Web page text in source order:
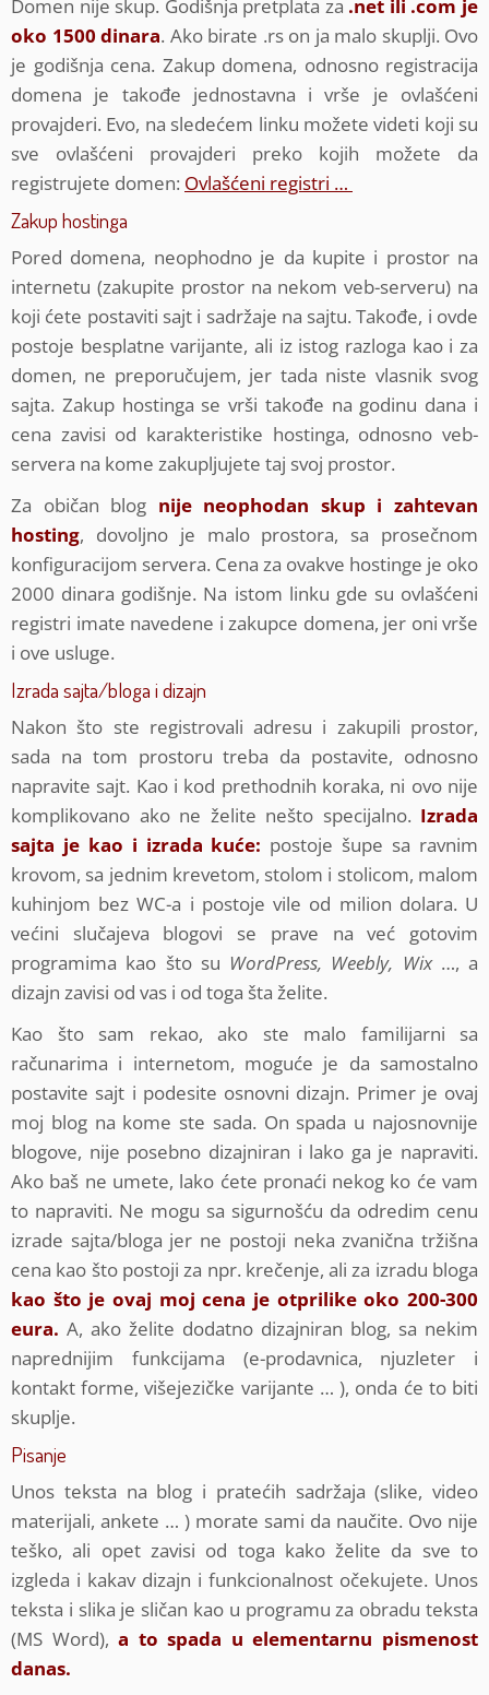
Domen nije skup. Godišnja pretplata za .net ili .com je
oko 1500 dinara. Ako birate .rs on ja malo skuplji. Ovo
je godišnja cena. Zakup domena, odnosno registracija
domena je takođe jednostavna i vrše je ovlašćeni
provajderi. Evo, na sledećem linku možete videti koji su
sve ovlašćeni provajderi preko kojih možete da
registrujete domen: Ovlašćeni registri …
Zakup hostinga
Pored domena, neophodno je da kupite i prostor na
internetu (zakupite prostor na nekom veb-serveru) na
koji ćete postaviti sajt i sadržaje na sajtu. Takođe, i ovde
postoje besplatne varijante, ali iz istog razloga kao i za
domen, ne preporučujem, jer tada niste vlasnik svog
sajta. Zakup hostinga se vrši takođe na godinu dana i
cena zavisi od karakteristike hostinga, odnosno veb-
servera na kome zakupljujete taj svoj prostor.
Za običan blog nije neophodan skup i zahtevan
hosting, dovoljno je malo prostora, sa prosečnom
konfiguracijom servera. Cena za ovakve hostinge je oko
2000 dinara godišnje. Na istom linku gde su ovlašćeni
registri imate navedene i zakupce domena, jer oni vrše
i ove usluge.
Izrada sajta/bloga i dizajn
Nakon što ste registrovali adresu i zakupili prostor,
sada na tom prostoru treba da postavite, odnosno
napravite sajt. Kao i kod prethodnih koraka, ni ovo nije
komplikovano ako ne želite nešto specijalno. Izrada
sajta je kao i izrada kuće: postoje šupe sa ravnim
krovom, sa jednim krevetom, stolom i stolicom, malom
kuhinjom bez WC-a i postoje vile od milion dolara. U
većini slučajeva blogovi se prave na već gotovim
programima kao što su WordPress, Weebly, Wix…, a
dizajn zavisi od vas i od toga šta želite.
Kao što sam rekao, ako ste malo familijarni sa
računarima i internetom, moguće je da samostalno
postavite sajt i podesite osnovni dizajn. Primer je ovaj
moj blog na kome ste sada. On spada u najosnovnije
blogove, nije posebno dizajniran i lako ga je napraviti.
Ako baš ne umete, lako ćete pronaći nekog ko će vam
to napraviti. Ne mogu sa sigurnošću da odredim cenu
izrade sajta/bloga jer ne postoji neka zvanična tržišna
cena kao što postoji za npr. krečenje, ali za izradu bloga
kao što je ovaj moj cena je otprilike oko 200-300
eura. A, ako želite dodatno dizajniran blog, sa nekim
naprednijim funkcijama (e-prodavnica, njuzleter i
kontakt forme, višejezičke varijante … ), onda će to biti
skuplje.
Pisanje
Unos teksta na blog i pratećih sadržaja (slike, video
materijali, ankete … ) morate sami da naučite. Ovo nije
teško, ali opet zavisi od toga kako želite da sve to
izgleda i kakav dizajn i funkcionalnost očekujete. Unos
teksta i slika je sličan kao u programu za obradu teksta
(MS Word),a to spada u elementarnu pismenost
danas.